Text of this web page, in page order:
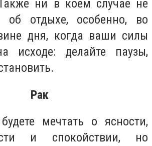
ни в коем случае не
об отдыхе, особенно, во
дня, когда ваши силы
исходе: делайте паузы,
Рак
мечтать о ясности,
и спокойствии, но